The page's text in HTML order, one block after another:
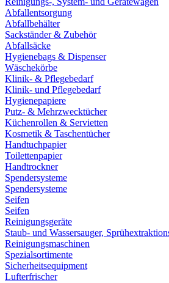
Abfallentsorgung
Abfallbehälter
Sackständer & Zubehör
Abfallsäcke
Hygienebags & Dispenser
Wäschekörbe
Klinik- & Pflegebedarf
Klinik- und Pflegebedarf
Hygienepapiere
Putz- & Mehrzwecktücher
Küchenrollen & Servietten
Kosmetik & Taschentücher
Handtuchpapier
Toilettenpapier
Handtrockner
Spendersysteme
Spendersysteme
Seifen
Seifen
Reinigungsgeräte
Staub- und Wassersauger,
Reinigungsmaschinen
Spezialsortimente
Sicherheitsequipment
Lufterfrischer